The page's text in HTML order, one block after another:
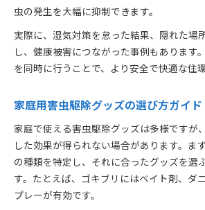
虫の発生を大幅に抑制できます。
実際に、湿気対策を怠った結果、隠れた場
し、健康被害につながった事例もあります
を同時に行うことで、より安全で快適な住
家庭用害虫駆除グッズの選び方ガイド
家庭で使える害虫駆除グッズは多様ですが
した効果が得られない場合があります。ま
の種類を特定し、それに合ったグッズを選
す。たとえば、ゴキブリにはベイト剤、ダ
プレーが有効です。